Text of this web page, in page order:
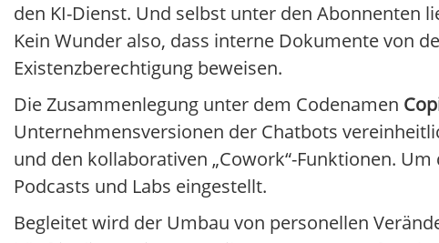
den KI-Dienst. Und selbst unter den Abonnenten
Kein Wunder also, dass interne Dokumente von
Existenzberechtigung beweisen.
Die Zusammenlegung unter dem Codenamen
Unternehmensversionen der Chatbots
und den kollaborativen „Cowork“-Funktionen.
Podcasts und Labs eingestellt.
Begleitet wird der Umbau von personellen